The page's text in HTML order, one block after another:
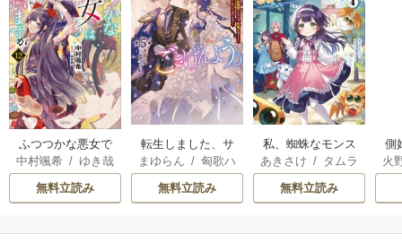
ふつつかな悪女で
はございますが
中村颯希 / ゆき哉
無料立読み
転生しました、サ
ラナ・キンジェで
す。ごきげんよ
う。
まゆらん /匈歌ハ
トリ
無料立読み
私、蜘蛛なモンス
ターをテイムした
ので、スパイダー
シルクで裁縫を頑
あきさけ / タムラ
ヨウ
無料立読み
側
火